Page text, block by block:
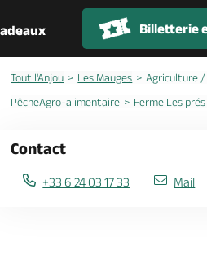
Billetterie
Tout l'Anjou Les Mauges
Agriculture
PêcheAgro-alimentaire
Ferme Les prés
Contact
+33 6 24 03 17 33 Mail